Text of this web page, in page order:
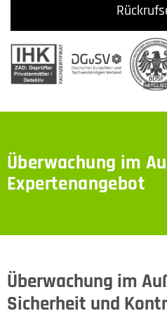
Überwachung im
Expertenangebot
Überwachung im
Sicherheit und